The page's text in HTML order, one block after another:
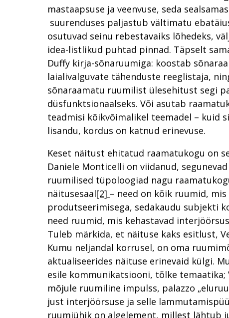
mastaapsuse ja veenvuse, seda
suurenduses paljastub vältimatu
osutuvad seinu rebestavaiks lõhedeks,
idea-listlikud puhtad pinnad. Täpselt
Duffy kirja-sõnaruumiga: koostab
laialivalguvate tähenduste reeglistaja,
sõnaraamatu ruumilist ülesehitust segi
düsfunktsionaalseks. Või asutab
teadmisi kõikvõimalikel teemadel – kuid
lisandu, kordus on katnud erinevuse.
Keset näitust ehitatud raamatukogu on
Daniele Monticelli on viidanud,
ruumilised tüpoloogiad nagu
näitusesaal[2] – need on kõik ruumid,
produtseerimisega, sedakaudu subjekti
need ruumid, mis kehastavad
Tuleb märkida, et näituse kaks esitlust,
Kumu neljandal korrusel, on oma
aktualiseerides näituse erinevaid külgi.
esile kommunikatsiooni, tõlke temaatika;
mõjule ruumiline impulss, palazzo
just interjöörsuse ja selle
ruumiühik on algelement, millest lähtub